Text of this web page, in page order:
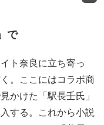
で
ト奈良に立ち寄っ
。ここにはコラボ商
かけた「駅長壬氏」
する。これから小説